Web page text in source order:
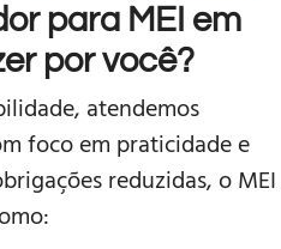
para MEI em
por você?
atendemos
foco em praticidade e
reduzidas, o MEI